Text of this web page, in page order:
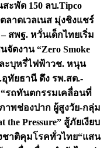
ะพัด 150 ลบ.Tipco
ลาดเวลเนส มุ่งชิงแชร์
สพฐ. หวั่นเด็กไทยเริ่ม
ดงาน “Zero Smoke
ะบุหรี่ไฟฟ้าวช. หนุน
ทัยธานี ดึง รพ.สต.-
รถทันตกรรมเคลื่อนที่
าพช่องปาก ผู้สูงวัย-กลุ่ม
the Pressure” สู้ภัยเงียบ
ชาติคุมโรคทั่วไทย“แสน